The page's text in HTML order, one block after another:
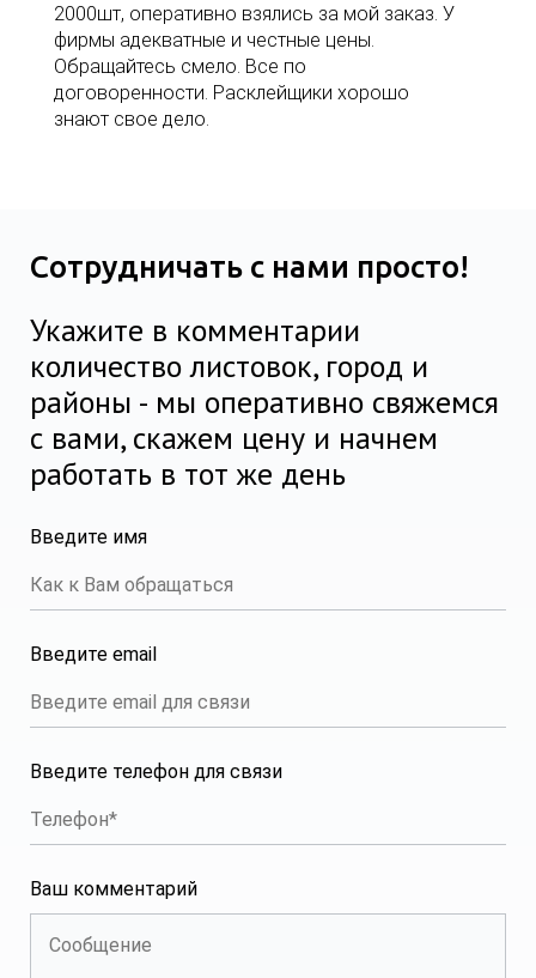
2000шт, оперативно взялись за мой заказ. У
фирмы адекватные и честные цены.
Обращайтесь смело. Все по
договоренности. Расклейщики хорошо
знают свое дело.
Сотрудничать с нами просто!
Укажите в комментарии
количество листовок, город и
районы - мы оперативно свяжемся
с вами, скажем цену и начнем
работать в тот же день
Введите имя
Введите email
Введите телефон для связи
Ваш комментарий